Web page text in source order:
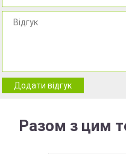
Додати відгук
Разом з цим